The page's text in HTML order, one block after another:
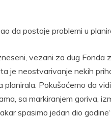
da postoje problemi u
vezani za dug
je neostvarivanje nekih
planirala. Pokušaćemo da
sa markiranjem goriva,
spasimo jedan dio